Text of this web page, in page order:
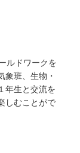
ルドワークを
象班、生物・
年生と交流を
しむことがで